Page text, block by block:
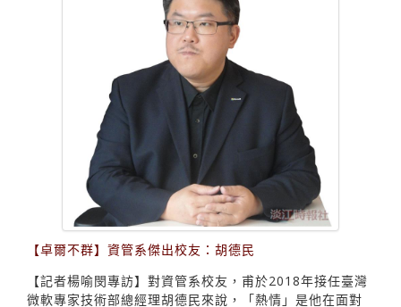
【卓爾不群】資管系傑出校友：胡德民
【記者楊喻閔專訪】對資管系校友，甫於2018年接任臺灣
微軟專家技術部總經理胡德民來說，「熱情」是他在面對